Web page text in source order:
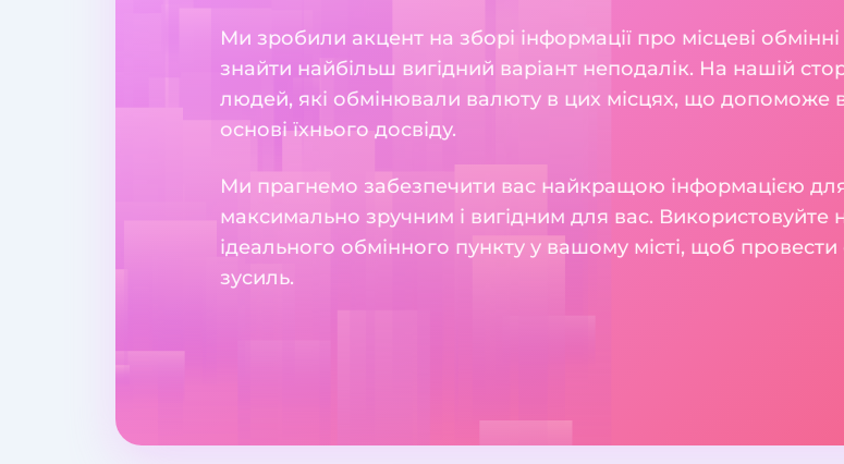
Ми зробили акцент на зборі інформації про місцеві
знайти найбільш вигідний варіант неподалік. На нашій
людей, які обмінювали валюту в цих місцях, що допоможе
основі їхнього досвіду.
Ми прагнемо забезпечити вас найкращою інформацією
максимально зручним і вигідним для вас.
ідеального обмінного пункту у вашому місті, щоб
зусиль.